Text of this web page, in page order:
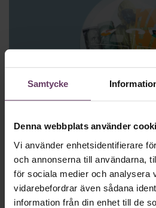
Samtycke
Denna webbplats använder
Vi använder enhetsidentifierare
och annonserna till användarna,
för sociala medier och analysera
vidarebefordrar även sådana
information från din enhet till de
Trendspaning: Så blir
dig som chef
Pandemin fortsätter att prägla
spanar i kristallkulan och ser en
redo för den nytändning som krävs?